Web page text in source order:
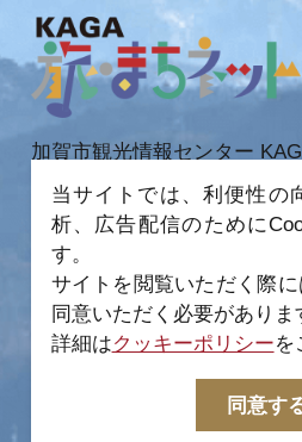
加賀市観光情報センター
〒922-0423
石川県加賀市作見町ヲ6-2 JR 加賀
TEL 0761-72-6678
© 2022-2026 加賀市観光情
当サイトでは、利便性の
析、広告配信のために
す。
サイトを閲覧いただく際
同意いただく必要がありま
詳細はクッキーポリシーを
同意す